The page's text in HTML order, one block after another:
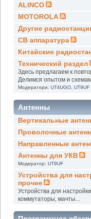
ALINCO
MOTOROLA
Другие
СВ аппаратура
Китайские
Технический раздел
Здесь предлагаем к
Делимся опытом и
Модератори: UT4UGO, UT9UF
Антенны
Вертикальные
Проволочные
Направленные
Антенны для УКВ
Модератор: UT9UF
Устройства для
прочее
Устройства для
коммутаторы, мачты...